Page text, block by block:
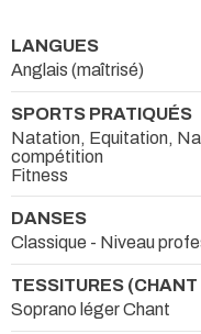
LANGUES
Anglais (maîtrisé)
SPORTS PRATIQUÉS
Natation, Equitation,
compétition
Fitness
DANSES
Classique - Niveau
TESSITURES
Soprano léger Chant